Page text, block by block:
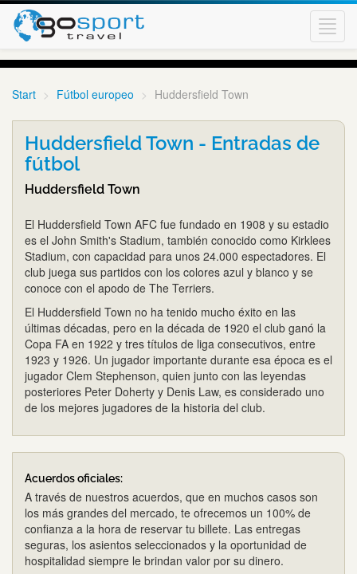
Start Fútbol europeo Huddersfield Town
Huddersfield Town - Entradas de
fútbol
Huddersfield Town
El Huddersfield Town AFC fue fundado en 1908 y su estadio
es el John Smith's Stadium, también conocido como Kirklees
Stadium, con capacidad para unos 24.000 espectadores. El
club juega sus partidos con los colores azul y blanco y se
conoce con el apodo de The Terriers.
El Huddersfield Town no ha tenido mucho éxito en las
últimas décadas, pero en la década de 1920 el club ganó la
Copa FA en 1922 y tres títulos de liga consecutivos, entre
1923 y 1926. Un jugador importante durante esa época es el
jugador Clem Stephenson, quien junto con las leyendas
posteriores Peter Doherty y Denis Law, es considerado uno
de los mejores jugadores de la historia del club.
Acuerdos oficiales:
A través de nuestros acuerdos, que en muchos casos son
los más grandes del mercado, te ofrecemos un 100% de
confianza a la hora de reservar tu billete. Las entregas
seguras, los asientos seleccionados y la oportunidad de
hospitalidad siempre le brindan valor por su dinero.